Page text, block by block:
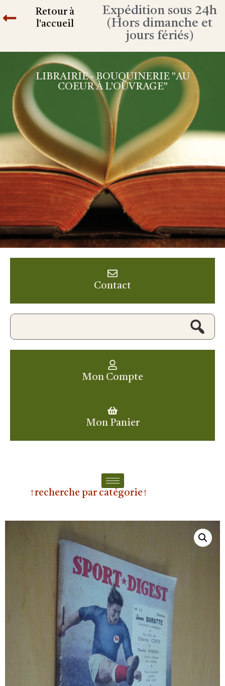
Retour à
l'accueil
Expédition sous 24h
(Hors dimanche et
jours fériés)
LIBRAIRIE - BOUQUINERIE "AU
COEUR À L'OUVRAGE"
Contact
Mon Compte
Mon Panier
↑recherche par catégorie↑